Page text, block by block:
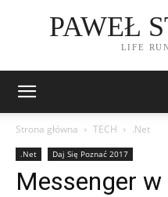
PAWEŁ
LIFE
Strona główna TECH .Net
.Net Daj Się Poznać 2017
Messenger